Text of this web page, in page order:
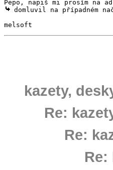
domluvil na případném
melsoft
kazety,
Re:
Re:
Re: